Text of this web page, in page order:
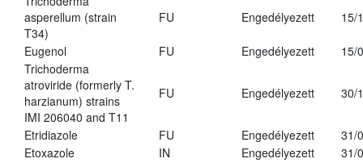
asperellum (strain
T34)
FU Engedélyezett 15/
Eugenol FU Engedélyezett
15/
Trichoderma
atroviride (formerly T.
harzianum) strains
IMI 206040 and T11
FU Engedélyezett 30/
Etridiazole FU Engedélyezett
31/
Etoxazole
IN Engedélyezett
31/